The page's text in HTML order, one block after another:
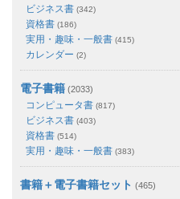
ビジネス書 (342)
資格書 (186)
実用・趣味・一般書 (415)
カレンダー (2)
電子書籍 (2033)
コンピュータ書 (817)
ビジネス書 (403)
資格書 (514)
実用・趣味・一般書 (383)
書籍＋電子書籍セット (465)